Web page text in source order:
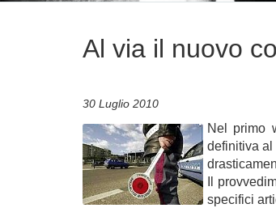
Al via il nuovo
30 Luglio 2010
Nel primo
definitiva al
Il
specifici